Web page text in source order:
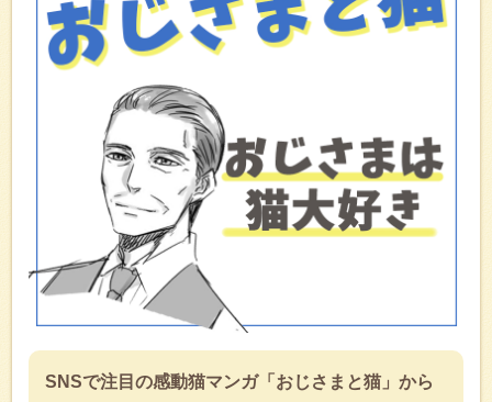
【おじさまと猫番外編】お
きの猫博士に変身！？
SNSで注目の感動猫マンガ「おじさまと猫」から